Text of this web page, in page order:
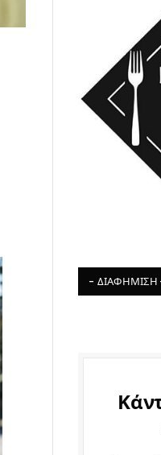
- ΔΙΑΦΉΜΙΣΗ